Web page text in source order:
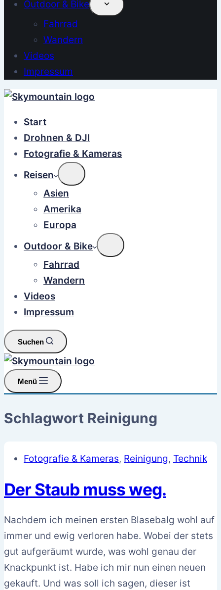
Outdoor & Bike
Fahrrad
Wandern
Videos
Impressum
Start
Drohnen & DJI
Fotografie & Kameras
Reisen
Asien
Amerika
Europa
Outdoor & Bike
Fahrrad
Wandern
Videos
Impressum
Suchen
Menü
Schlagwort Reinigung
Fotografie & Kameras, Reinigung, Technik
Der Staub muss weg.
Nachdem ich meinen ersten Blasebalg wohl auf
immer und ewig verloren habe. Wobei der stets
gut aufgeräumt wurde, was wohl genau der
Knackpunkt ist. Habe ich mir nun einen neuen
gekauft. Und was soll ich sagen, dieser ist